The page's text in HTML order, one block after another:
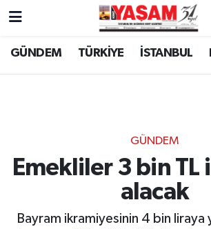
GÜNDEM TÜRKİYE İSTANBUL
GÜNDEM
Emekliler 3 bin TL
alacak
Bayram ikramiyesinin 4 bin liraya